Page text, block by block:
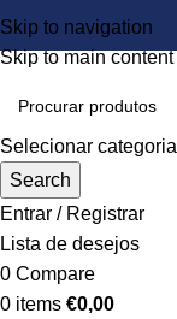
Skip to navigation
Skip to main content
Selecionar categoria
Search
Entrar / Registrar
Lista de desejos
0 Compare
0 items €0,00